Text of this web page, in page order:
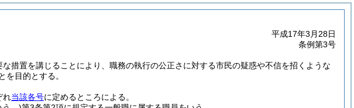
平成17年3月28日
条例第3号
措置を講じることにより、職務の執行の公正さに対する市民の疑惑や不信を招くような
目的とする。
れ当該各号に定めるところによる。